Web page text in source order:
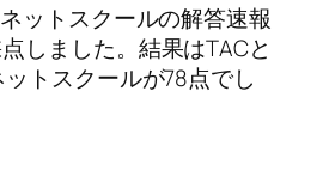
ットスクールの解答速報
しました。結果はTACと
トスクールが78点でし